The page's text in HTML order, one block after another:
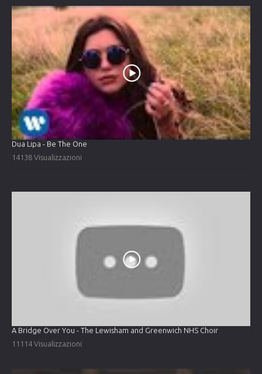
Dua Lipa - Be The One
14138 Visualizzazioni
A Bridge Over You - The Lewisham and Greenwich NHS Choir
11114 Visualizzazioni